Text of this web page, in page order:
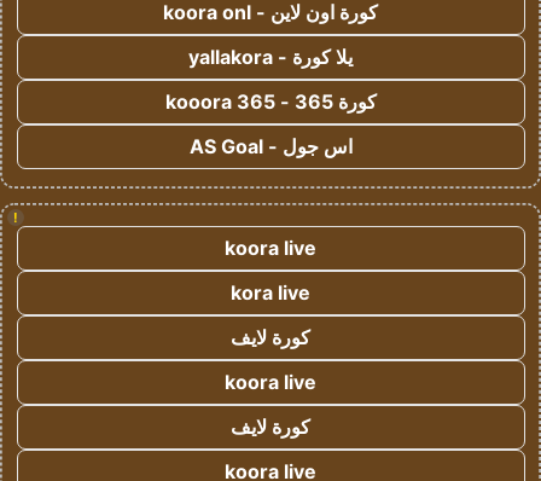
كورة اون لاين - koora onl
يلا كورة - yallakora
كورة 365 - kooora 365
اس جول - AS Goal
!
koora live
kora live
كورة لايف
koora live
كورة لايف
koora live